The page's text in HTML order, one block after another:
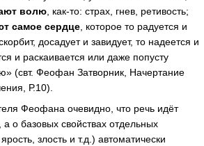
волю, как-то: страх, гнев, ретивость;
самое сердце, которое то радуется и
досадует и завидует, то надеется и
и раскаивается или даже попусту
(свт. Феофан Затворник, Начертание
Р.10).
Феофана очевидно, что речь идёт
о базовых свойствах отдельных
злость и т.д.) автоматически